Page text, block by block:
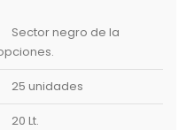
Sector negro de la
25 unidades
20 Lt.